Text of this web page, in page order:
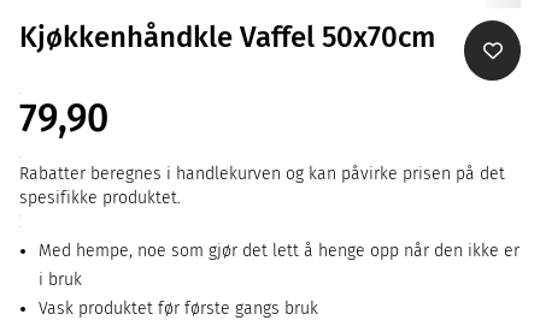
Kjøkkenhåndkle Vaffel 50x70cm
79,90
Rabatter beregnes i handlekurven og kan påvirke prisen på det
spesifikke produktet.
Med hempe, noe som gjør det lett å henge opp når den ikke er
i bruk
Vask produktet før første gangs bruk